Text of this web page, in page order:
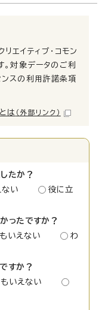
エイティブ・コモン
。対象データのご利
スの利用許諾条項
は （外部リンク）
たか？
ない
役に立
ったですか？
もいえない
わ
すか？
もいえない